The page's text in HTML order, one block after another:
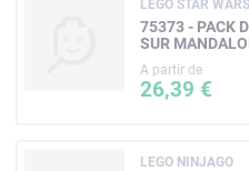
LEGO STAR WARS
75373 - PACK
SUR
A partir de
26,39 €
LEGO NINJAGO